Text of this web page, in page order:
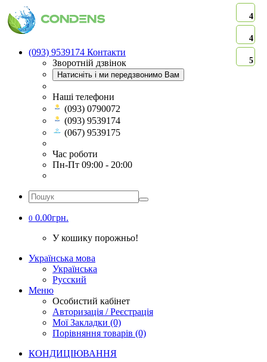
(093) 9539174 Контакти
Зворотній дзвінок
Натисніть і ми передзвонимо Вам
Наші телефони
(093) 0790072
(093) 9539174
(067) 9539175
Час роботи
Пн-Пт 09:00 - 20:00
0 0.00грн.
У кошику порожньо!
Українська мова
Українська
Русский
Меню
Особистий кабінет
Авторизація / Реєстрація
Мої Закладки (0)
Порівняння товарів (0)
КОНДИЦІЮВАННЯ
4
4
5